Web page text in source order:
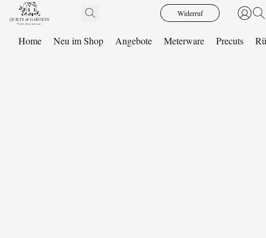
Widerruf
Home Neu im Shop Angebote Meterware Precuts